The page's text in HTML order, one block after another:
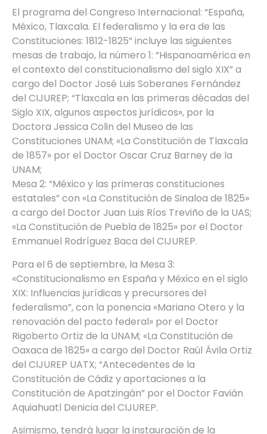
El programa del Congreso Internacional: “España,
México, Tlaxcala. El federalismo y la era de las
Constituciones: 1812-1825” incluye las siguientes
mesas de trabajo, la número 1: “Hispanoamérica en
el contexto del constitucionalismo del siglo XIX” a
cargo del Doctor José Luis Soberanes Fernández
del CIJUREP; “Tlaxcala en las primeras décadas del
Siglo XIX, algunos aspectos jurídicos», por la
Doctora Jessica Colin del Museo de las
Constituciones UNAM; «La Constitución de Tlaxcala
de 1857» por el Doctor Oscar Cruz Barney de la
UNAM;
Mesa 2: “México y las primeras constituciones
estatales” con «La Constitución de Sinaloa de 1825»
a cargo del Doctor Juan Luis Ríos Treviño de la UAS;
«La Constitución de Puebla de 1825» por el Doctor
Emmanuel Rodríguez Baca del CIJUREP.
Para el 6 de septiembre, la Mesa 3:
«Constitucionalismo en España y México en el siglo
XIX: Influencias jurídicas y precursores del
federalismo”, con la ponencia «Mariano Otero y la
renovación del pacto federal» por el Doctor
Rigoberto Ortiz de la UNAM; «La Constitución de
Oaxaca de 1825» a cargo del Doctor Raúl Ávila Ortiz
del CIJUREP UATX; “Antecedentes de la
Constitución de Cádiz y aportaciones a la
Constitución de Apatzingán” por el Doctor Favián
Aquiahuatl Denicia del CIJUREP.
Asimismo, tendrá lugar la instauración de la